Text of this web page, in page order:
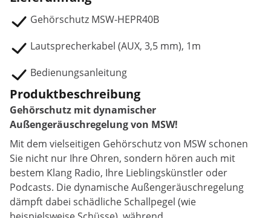
Gehörschutz MSW-HEPR40B
Lautsprecherkabel (AUX, 3,5 mm), 1m
Bedienungsanleitung
Produktbeschreibung
Gehörschutz mit dynamischer
Außengeräuschregelung von MSW!
Mit dem vielseitigen Gehörschutz von MSW schonen
Sie nicht nur Ihre Ohren, sondern hören auch mit
bestem Klang Radio, Ihre Lieblingskünstler oder
Podcasts. Die dynamische Außengeräuschregelung
dämpft dabei schädliche Schallpegel (wie